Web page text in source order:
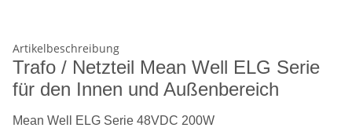
Artikelbeschreibung
Trafo / Netzteil Mean Well ELG Serie
für den Innen und Außenbereich
Mean Well ELG Serie 48VDC 200W